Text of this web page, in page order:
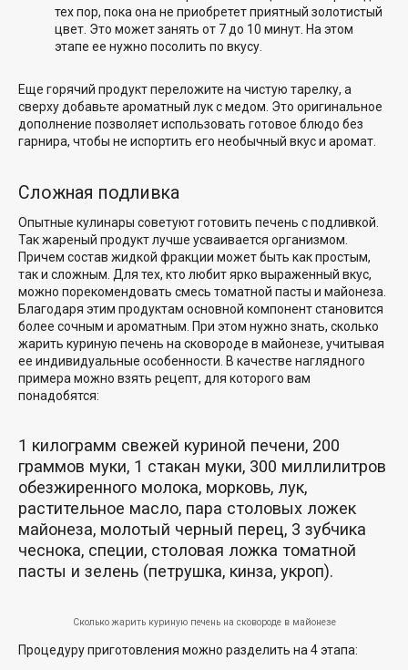
тех пор, пока она не приобретет приятный золотистый
цвет. Это может занять от 7 до 10 минут. На этом
этапе ее нужно посолить по вкусу.
Еще горячий продукт переложите на чистую тарелку, а
сверху добавьте ароматный лук с медом. Это оригинальное
дополнение позволяет использовать готовое блюдо без
гарнира, чтобы не испортить его необычный вкус и аромат.
Сложная подливка
Опытные кулинары советуют готовить печень с подливкой.
Так жареный продукт лучше усваивается организмом.
Причем состав жидкой фракции может быть как простым,
так и сложным. Для тех, кто любит ярко выраженный вкус,
можно порекомендовать смесь томатной пасты и майонеза.
Благодаря этим продуктам основной компонент становится
более сочным и ароматным. При этом нужно знать, сколько
жарить куриную печень на сковороде в майонезе, учитывая
ее индивидуальные особенности. В качестве наглядного
примера можно взять рецепт, для которого вам
понадобятся:
1 килограмм свежей куриной печени, 200
граммов муки, 1 стакан муки, 300 миллилитров
обезжиренного молока, морковь, лук,
растительное масло, пара столовых ложек
майонеза, молотый черный перец, 3 зубчика
чеснока, специи, столовая ложка томатной
пасты и зелень (петрушка, кинза, укроп).
Сколько жарить куриную печень на сковороде в майонезе
Процедуру приготовления можно разделить на 4 этапа: